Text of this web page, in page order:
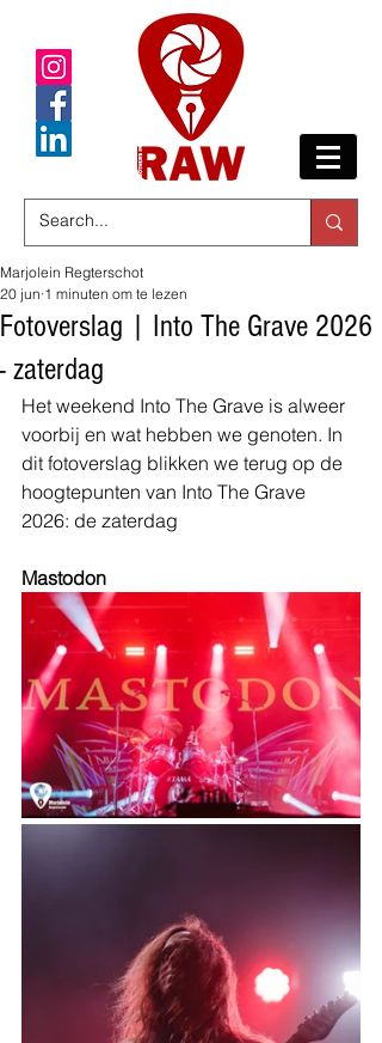
Fotoverslag | Into The Grave 2026
- zaterdag
Marjolein Regterschot
20 jun 1 minuten om te lezen
Het weekend Into The Grave is alweer
voorbij en wat hebben we genoten. In
dit fotoverslag blikken we terug op de
hoogtepunten van Into The Grave
2026: de zaterdag
Mastodon